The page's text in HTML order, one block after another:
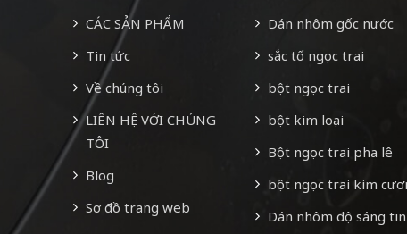
CÁC SẢN PHẨM
Tin tức
Về chúng tôi
LIÊN HỆ VỚI CHÚNG
TÔI
Blog
Sơ đồ trang web
Dán nhôm gốc nước
sắc tố ngọc trai
bột ngọc trai
bột kim loại
Bột ngọc trai pha lê
bột ngọc trai kim
Dán nhôm độ sáng